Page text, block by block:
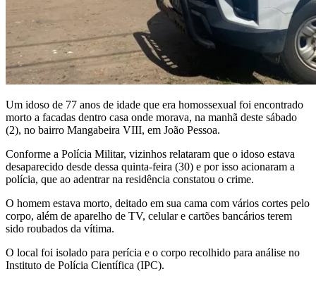
Um idoso de 77 anos de idade que era homossexual foi encontrado
morto a facadas dentro casa onde morava, na manhã deste sábado
(2), no bairro Mangabeira VIII, em João Pessoa.
Conforme a Polícia Militar, vizinhos relataram que o idoso estava
desaparecido desde dessa quinta-feira (30) e por isso acionaram a
polícia, que ao adentrar na residência constatou o crime.
O homem estava morto, deitado em sua cama com vários cortes pelo
corpo, além de aparelho de TV, celular e cartões bancários terem
sido roubados da vítima.
O local foi isolado para perícia e o corpo recolhido para análise no
Instituto de Polícia Científica (IPC).